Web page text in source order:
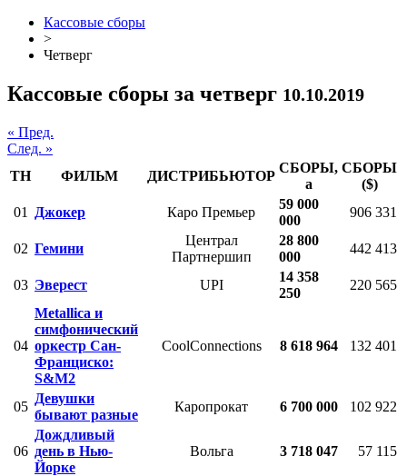
Кассовые сборы
>
Четверг
Кассовые сборы за четверг 10.10.2019
« Пред.
След. »
ТН
ФИЛЬМ ДИСТРИБЬЮТОР
СБОРЫ,
a
СБОРЫ
($)
01
Джокер Каро Премьер
59 000
000
906 331
02 Гемини
Централ
Партнершип
28 800
000
442 413
03 Эверест UPI
14 358
250
220 565
04
Metallica и
симфонический
оркестр Сан-
Франциско:
S&M2
CoolConnections 8 618 964 132 401
05
Девушки
бывают разные
Каропрокат 6 700 000 102 922
06
Дождливый
день в Нью-
Йорке
Вольга 3 718 047 57 115